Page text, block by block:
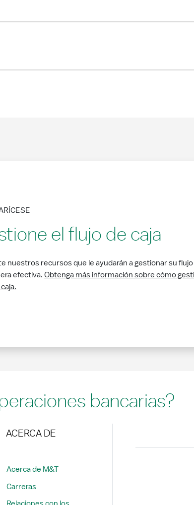
el flujo de caja
nuestros recursos que le ayudarán a gestionar su flujo
efectiva. Obtenga más información sobre cómo
bancarias?
ACERCA DE
Acerca de M&T
Carreras